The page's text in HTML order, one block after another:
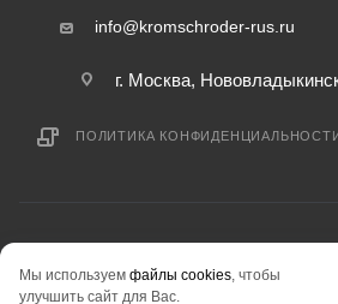
info@kromschroder-rus.ru
г. Москва,
ПОЛИТИКА
информация на сайте «kromschroder-rus.ru» не
Мы используем файлы cookies, чтобы
улучшить сайт для Вас.